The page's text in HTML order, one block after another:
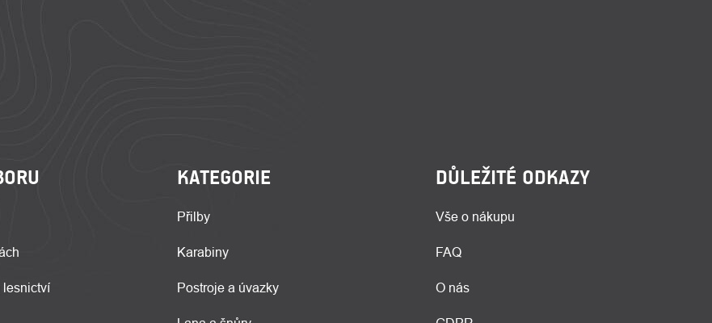
lesnictví
KATEGORIE
Přilby
Karabiny
Postroje a úvazky
DŮLEŽITÉ ODKAZY
Vše o nákupu
FAQ
O nás